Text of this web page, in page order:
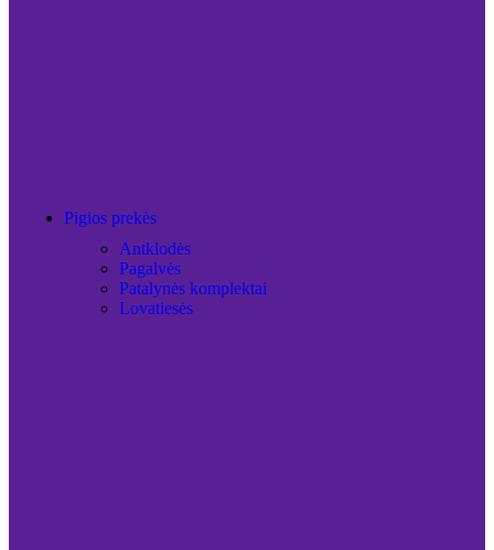
Pigios prekės
Antklodės
Pagalvės
Patalynės komplektai
Lovatiesės